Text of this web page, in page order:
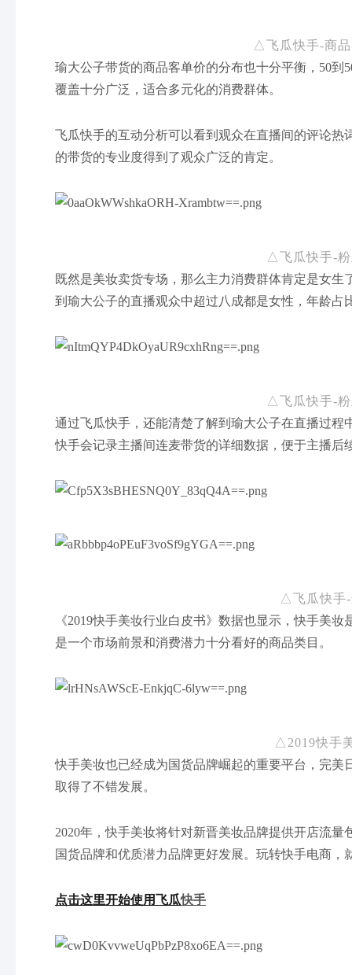
△飞瓜快手-商
瑜大公子带货的商品客单价的分布也十分平衡，50
覆盖十分广泛，适合多元化的消费群体。
飞瓜快手的互动分析可以看到观众在直播间的评论热
的带货的专业度得到了观众广泛的肯定。
△飞瓜快手-
既然是美妆卖货专场，那么主力消费群体肯定是女
到瑜大公子的直播观众中超过八成都是女性，年龄占
△飞瓜快手-
通过飞瓜快手，还能清楚了解到瑜大公子在直播过
快手会记录主播间连麦带货的详细数据，便于主播后
△飞瓜快手
《2019快手美妆行业白皮书》数据也显示，快手美
是一个市场前景和消费潜力十分看好的商品类目。
△2019快手
快手美妆也已经成为国货品牌崛起的重要平台，完
取得了不错发展。
2020年，快手美妆将针对新晋美妆品牌提供开店流
国货品牌和优质潜力品牌更好发展。玩转快手电商，
点击这里开始使用飞瓜快手